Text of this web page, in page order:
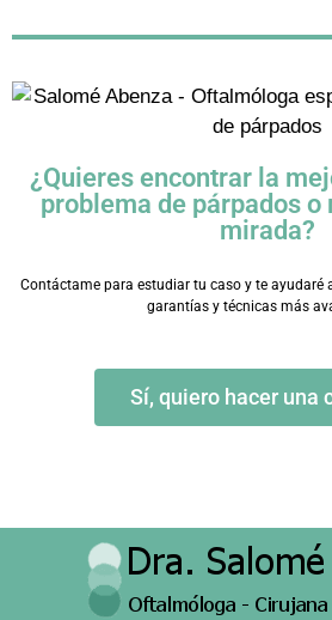
¿Quieres encontrar la
problema de párpados o
mirada?
Contáctame para estudiar tu caso y te ayudaré
garantías y técnicas más
Sí, quiero hacer una